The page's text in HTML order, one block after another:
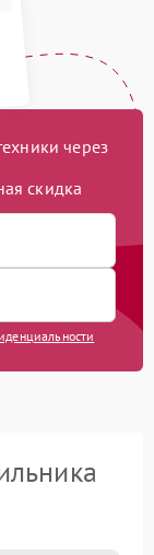
через
скидка